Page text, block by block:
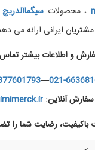
، محصولاتسیگماآلدریچ
ایرانی ارائه می
و اطلاعات بیشتر تماس
021-
—
سفارش آنلاین:
باکیفیت، رضایت شما را